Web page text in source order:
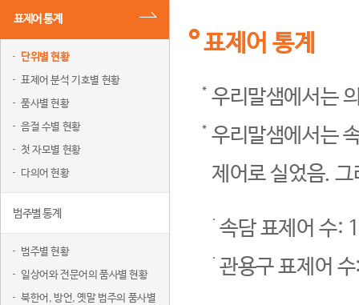
표제어 통계
단위별 현황
표제어 분석 기호별 현황
품사별 현황
음절 수별 현황
첫 자모별 현황
다의어 현황
범주별 통계
범주별 현황
일상어와 전문어의 품사별 현황
북한어, 방언, 옛말 범주의 품사별
표제어 통계
우리말샘에서는
우리말샘에서는
제어로 실었음.
속담 표제어 수:
관용구 표제어